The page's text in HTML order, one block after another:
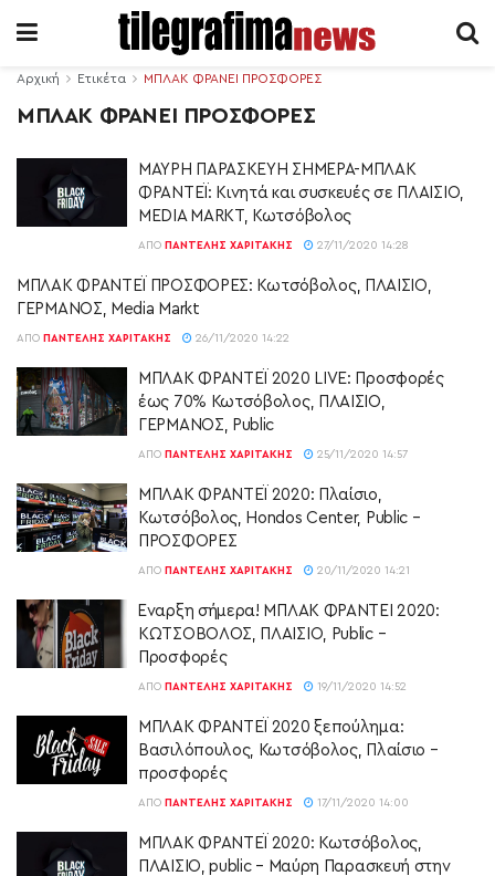
Αρχική Ετικέτα ΜΠΛΑΚ ΦΡΑΝΕΙ ΠΡΟΣΦΟΡΕΣ
ΜΠΛΑΚ ΦΡΑΝΕΙ ΠΡΟΣΦΟΡΕΣ
ΜΑΥΡΗ ΠΑΡΑΣΚΕΥΗ ΣΗΜΕΡΑ-ΜΠΛΑΚ
ΦΡΑΝΤΕΪ: Κινητά και συσκευές σε ΠΛΑΙΣΙΟ,
MEDIA MARKT, Κωτσόβολος
ΑΠΌ ΠΑΝΤΕΛΉΣ ΧΑΡΙΤΆΚΗΣ 27/11/2020 14:28
ΜΠΛΑΚ ΦΡΑΝΤΕΪ ΠΡΟΣΦΟΡΕΣ: Κωτσόβολος, ΠΛΑΙΣΙΟ,
ΓΕΡΜΑΝΟΣ, Media Markt
ΑΠΌ ΠΑΝΤΕΛΉΣ ΧΑΡΙΤΆΚΗΣ 26/11/2020 14:22
ΜΠΛΑΚ ΦΡΑΝΤΕΪ 2020 LIVE: Προσφορές
έως 70% Κωτσόβολος, ΠΛΑΙΣΙΟ,
ΓΕΡΜΑΝΟΣ, Public
ΑΠΌ ΠΑΝΤΕΛΉΣ ΧΑΡΙΤΆΚΗΣ 25/11/2020 14:57
ΜΠΛΑΚ ΦΡΑΝΤΕΪ 2020: Πλαίσιο,
Κωτσόβολος, Hondos Center, Public –
ΠΡΟΣΦΟΡΕΣ
ΑΠΌ ΠΑΝΤΕΛΉΣ ΧΑΡΙΤΆΚΗΣ 20/11/2020 14:21
Έναρξη σήμερα! ΜΠΛΑΚ ΦΡΑΝΤΕΙ 2020:
ΚΩΤΣΟΒΟΛΟΣ, ΠΛΑΙΣΙΟ, Public –
Προσφορές
ΑΠΌ ΠΑΝΤΕΛΉΣ ΧΑΡΙΤΆΚΗΣ 19/11/2020 14:52
ΜΠΛΑΚ ΦΡΑΝΤΕΪ 2020 ξεπούλημα:
Βασιλόπουλος, Κωτσόβολος, Πλαίσιο –
προσφορές
ΑΠΌ ΠΑΝΤΕΛΉΣ ΧΑΡΙΤΆΚΗΣ 17/11/2020 14:00
ΜΠΛΑΚ ΦΡΑΝΤΕΪ 2020: Κωτσόβολος,
ΠΛΑΙΣΙΟ, public – Μαύρη Παρασκευή στην